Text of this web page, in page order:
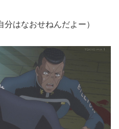
分はなおせねんだよー）